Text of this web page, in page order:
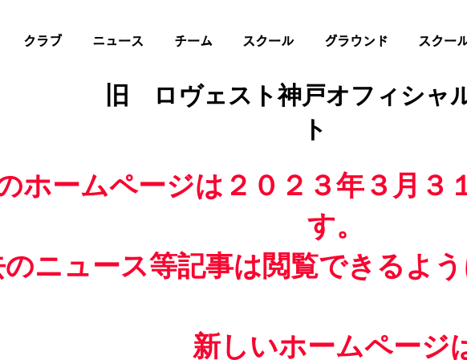
クラブ ニュース チーム スクール グラウンド スクー
旧 ロヴェスト神戸オフィシャ
ト
ホームページは２０２３年３月３
す。
ニュース等記事は閲覧できるよう
新しいホームページ